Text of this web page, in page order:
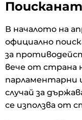
В началото на
официално
за
вече от страна
парламентарни
случай за
се използва от